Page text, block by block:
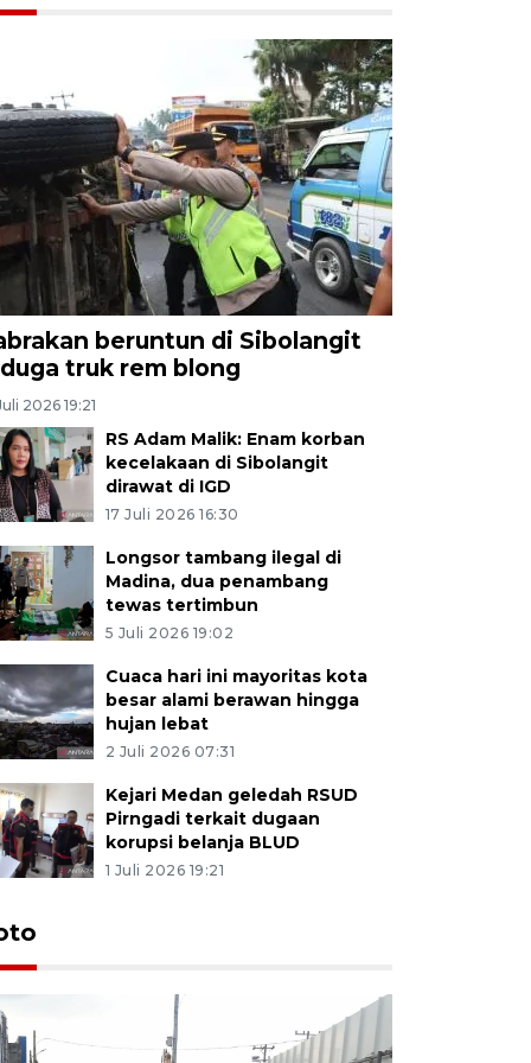
beruntun di Sibolangit
truk rem blong
2026 19:21
RS Adam Malik: Enam korban
kecelakaan di Sibolangit
dirawat di IGD
17 Juli 2026 16:30
Longsor tambang ilegal di
Madina, dua penambang
tewas tertimbun
5 Juli 2026 19:02
Cuaca hari ini mayoritas kota
besar alami berawan hingga
hujan lebat
2 Juli 2026 07:31
Kejari Medan geledah RSUD
Pirngadi terkait dugaan
korupsi belanja BLUD
1 Juli 2026 19:21